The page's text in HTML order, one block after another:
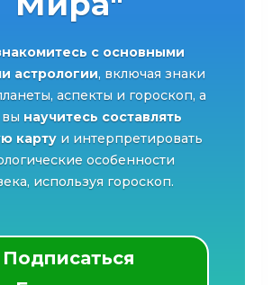
с основными
астрологии, включая знаки
аспекты и гороскоп, а
научитесь составлять
карту и интерпретировать
особенности
используя гороскоп.
Подписаться